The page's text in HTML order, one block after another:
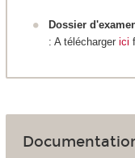
Dossier
: A télécharger ici